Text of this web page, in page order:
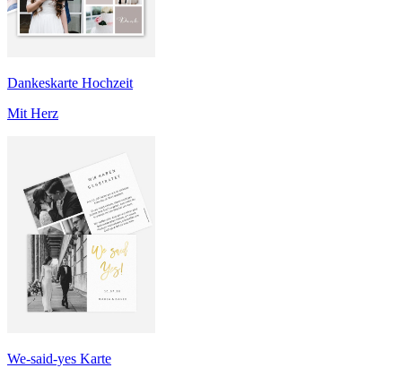
Dankeskarte Hochzeit
Mit Herz
We-said-yes Karte